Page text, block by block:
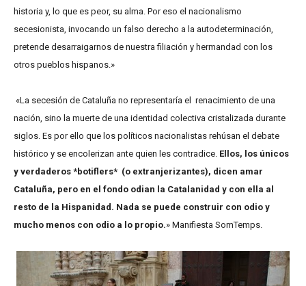
historia y, lo que es peor, su alma. Por eso el nacionalismo
secesionista, invocando un falso derecho a la autodeterminación,
pretende desarraigarnos de nuestra filiación y hermandad con los
otros pueblos hispanos.»
«La secesión de Cataluña no representaría el renacimiento de una
nación, sino la muerte de una identidad colectiva cristalizada durante
siglos. Es por ello que los políticos nacionalistas rehúsan el debate
histórico y se encolerizan ante quien les contradice. Ellos, los únicos
y verdaderos *botiflers* (o extranjerizantes), dicen amar
Cataluña, pero en el fondo odian la Catalanidad y con ella al
resto de la Hispanidad. Nada se puede construir con odio y
mucho menos con odio a lo propio.» Manifiesta SomTemps.